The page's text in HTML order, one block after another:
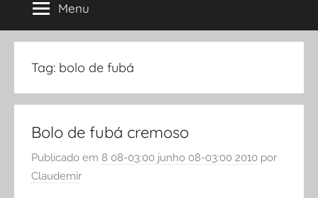
Menu
Tag: bolo de fubá
Bolo de fubá cremoso
Publicado em 8 08-03:00 junho 08-03:00 2010 por
Claudemir